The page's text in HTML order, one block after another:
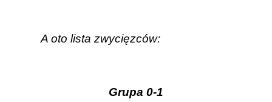
A oto lista zwycięzców:
Grupa 0-1